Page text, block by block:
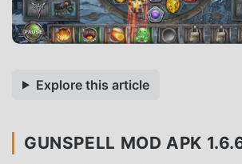
Explore this article
GUNSPELL MOD APK